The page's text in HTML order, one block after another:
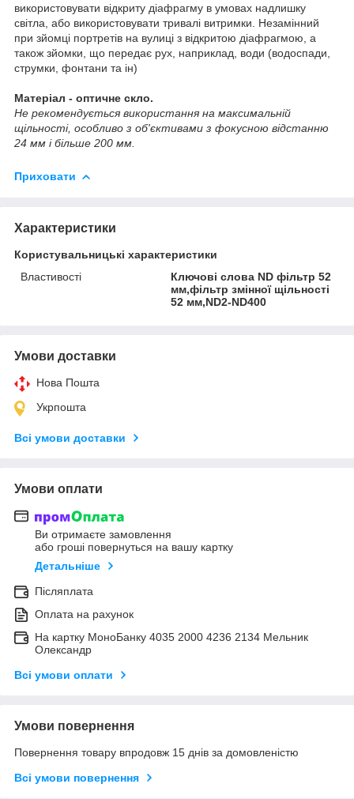
використовувати відкриту діафрагму в умовах надлишку
світла, або використовувати тривалі витримки. Незамінний
при зйомці портретів на вулиці з відкритою діафрагмою, а
також зйомки, що передає рух, наприклад, води (водоспади,
струмки, фонтани та ін)
Матеріал - оптичне скло.
Не рекомендується використання на максимальній
щільності, особливо з об'єктивами з фокусною відстанню
24 мм і більше 200 мм.
Приховати
Характеристики
Користувальницькі характеристики
Властивості
Ключові слова ND фільтр 52
мм,фільтр змінної щільності
52 мм,ND2-ND400
Умови доставки
Нова Пошта
Укрпошта
Всі умови доставки
Умови оплати
Ви отримаєте замовлення
або гроші повернуться на вашу картку
Детальніше
Післяплата
Оплата на рахунок
На картку МоноБанку 4035 2000 4236 2134 Мельник
Олександр
Всі умови оплати
Умови повернення
Повернення товару впродовж 15 днів за домовленістю
Всі умови повернення